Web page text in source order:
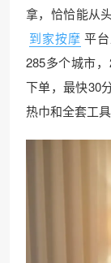
拿，恰恰能从
到家按摩 平
285多个城市
下单，最快30
热巾和全套工